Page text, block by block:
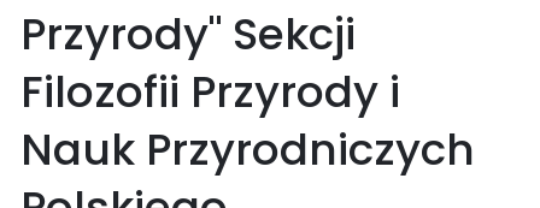
Przyrody" Sekcji
Filozofii Przyrody i
Nauk Przyrodniczych